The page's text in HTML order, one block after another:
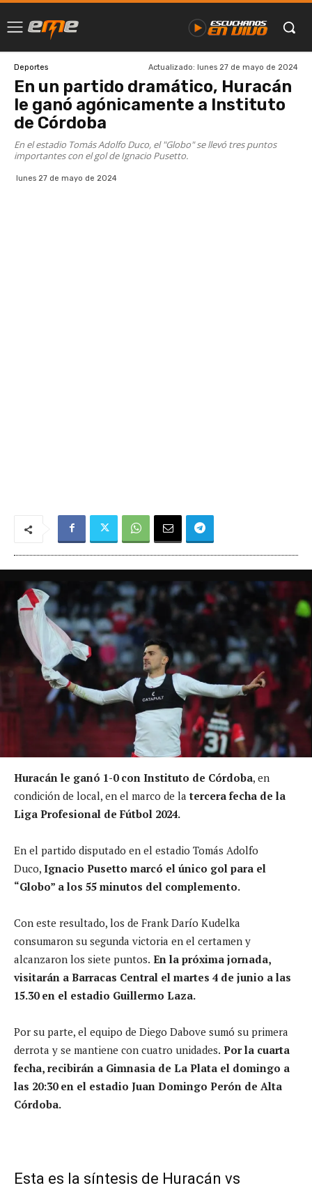
Deportes Actualizado: lunes 27 de mayo de 2024
En un partido dramático, Huracán
le ganó agónicamente a Instituto
de Córdoba
En el estadio Tomás Adolfo Duco, el "Globo" se llevó tres puntos
importantes con el gol de Ignacio Pusetto.
lunes 27 de mayo de 2024
Huracán le ganó 1-0 con Instituto de Córdoba, en
condición de local, en el marco de latercera fecha de la
Liga Profesional de Fútbol 2024.
En el partido disputado en el estadio Tomás Adolfo
Duco, Ignacio Pusetto marcó el único gol para el
“Globo” a los 55 minutos del complemento.
Con este resultado, los de Frank Darío Kudelka
consumaron su segunda victoria en el certamen y
alcanzaron los siete puntos. En la próxima jornada,
visitarán a Barracas Central el martes 4 de junio a las
15.30 en el estadio Guillermo Laza.
Por su parte, el equipo de Diego Dabove sumó su primera
derrota y se mantiene con cuatro unidades. Por la cuarta
fecha, recibirán a Gimnasia de La Plata el domingo a
las 20:30 en el estadio Juan Domingo Perón de Alta
Córdoba.
Esta es la síntesis de Huracán vs